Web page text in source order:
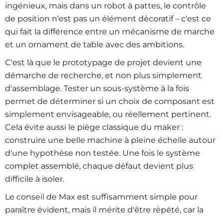
ingénieux, mais dans un robot à pattes, le contrôle
de position n'est pas un élément décoratif – c'est ce
qui fait la différence entre un mécanisme de marche
et un ornament de table avec des ambitions.
C'est là que le prototypage de projet devient une
démarche de recherche, et non plus simplement
d'assemblage. Tester un sous-système à la fois
permet de déterminer si un choix de composant est
simplement envisageable, ou réellement pertinent.
Cela évite aussi le piège classique du maker :
construire une belle machine à pleine échelle autour
d'une hypothèse non testée. Une fois le système
complet assemblé, chaque défaut devient plus
difficile à isoler.
Le conseil de Max est suffisamment simple pour
paraître évident, mais il mérite d'être répété, car la